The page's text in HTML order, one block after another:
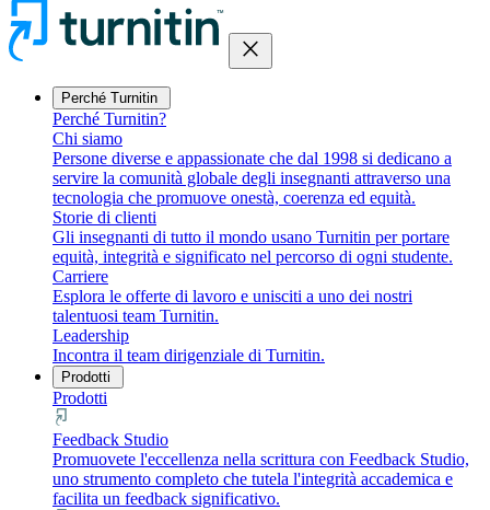
close
Perché Turnitin
Perché Turnitin?
Chi siamo
Persone diverse e appassionate che dal 1998 si dedicano a
servire la comunità globale degli insegnanti attraverso una
tecnologia che promuove onestà, coerenza ed equità.
Storie di clienti
Gli insegnanti di tutto il mondo usano Turnitin per portare
equità, integrità e significato nel percorso di ogni studente.
Carriere
Esplora le offerte di lavoro e unisciti a uno dei nostri
talentuosi team Turnitin.
Leadership
Incontra il team dirigenziale di Turnitin.
Prodotti
Prodotti
Feedback Studio
Promuovete l'eccellenza nella scrittura con Feedback Studio,
uno strumento completo che tutela l'integrità accademica e
facilita un feedback significativo.